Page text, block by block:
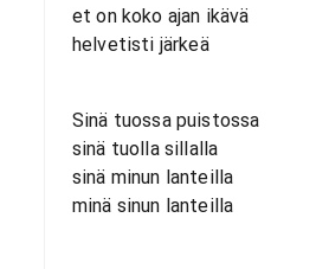
et on koko ajan ikävä
helvetisti järkeä
Sinä tuossa puistossa
sinä tuolla sillalla
sinä minun lanteilla
minä sinun lanteilla